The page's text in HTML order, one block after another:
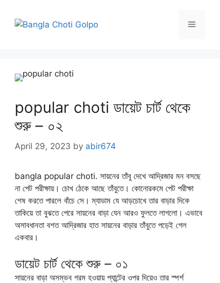
content
Menu
popular choti ডায়েট চার্ট থেকে
শুরু – ০২
April 29, 2023 by abir674
bangla popular choti. সায়নের তাঁবু দেখে আদ্রিজার মন বসছে
না পেট পরীক্ষায়। চোখ ঠেকে আছে তাঁবুতে। কোনোরকমে পেট পরীক্ষা
শেষ করতে পারলে বাঁচে সে। ম্যাডাম যে আড়চোখে তার বাড়ার দিকে
তাকিয়ে তা বুঝতে পেরে সায়নের বাড়া যেন আরও ফুলতে লাগলো। এভাবে
অসাবধানতা বশত আদ্রিজার হাত সায়নের বাড়ার তাঁবুতে পড়েই গেল
একবার।
ডায়েট চার্ট থেকে শুরু – ০১
সায়নের বাড়া অসম্ভব গরম হওয়ায় প্যান্টের ওপর দিয়েও তার স্পর্শ